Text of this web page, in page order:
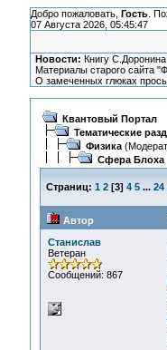
Добро пожаловать, Гость.
07 Августа 2026, 05:45:47
Новости: Книгу
Материалы старого сайта
О замеченных глюках
Квантовый Портал
Тематические
Физика
Сфера Блоха
Страниц: 1 2[3] 4 5 ... 24
Автор
Станислав
Ветеран
Сообщений: 867